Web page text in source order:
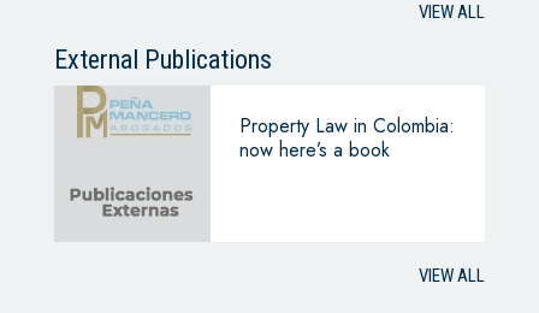
VIEW ALL
External Publications
Property Law in Colombia:
now here’s a book
VIEW ALL